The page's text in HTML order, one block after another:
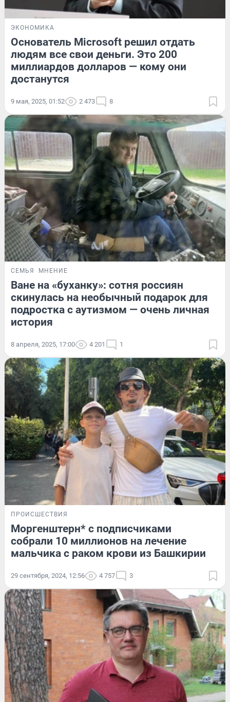
ЭКОНОМИКА
Основатель Microsoft решил отдать
людям все свои деньги. Это 200
миллиардов долларов — кому они
достанутся
9 мая, 2025, 01:52 2 473 8
СЕМЬЯ МНЕНИЕ
Ване на «буханку»: сотня россиян
скинулась на необычный подарок для
подростка с аутизмом — очень личная
история
8 апреля, 2025, 17:00 4 201 1
ПРОИСШЕСТВИЯ
Моргенштерн* с подписчиками
собрали 10 миллионов на лечение
мальчика с раком крови из Башкирии
29 сентября, 2024, 12:56 4 757 3